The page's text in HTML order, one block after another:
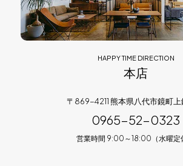
HAPPY TIME DIRECTION
本店
〒869-4211 熊本県八代市鏡町上
0965-52-0323
営業時間 9:00～18:00（水曜定